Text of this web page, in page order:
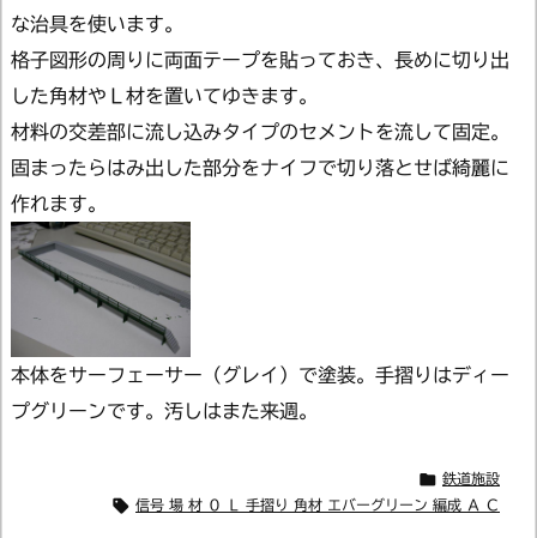
な治具を使います。
格子図形の周りに両面テープを貼っておき、長めに切り出
した角材やＬ材を置いてゆきます。
材料の交差部に流し込みタイプのセメントを流して固定。
固まったらはみ出した部分をナイフで切り落とせば綺麗に
作れます。
本体をサーフェーサー（グレイ）で塗装。手摺りはディー
プグリーンです。汚しはまた来週。
 鉄道施設
 信号 場 材 ０ Ｌ 手摺り 角材 エバーグリーン 編成 Ａ Ｃ